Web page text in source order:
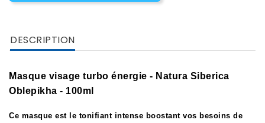
DESCRIPTION
Masque visage turbo énergie - Natura Siberica
Oblepikha - 100ml
Ce masque est le tonifiant intense boostant vos besoins de